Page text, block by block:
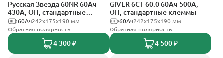
Русская Звезда 60NR 60Ач
430А, ОП, стандартные
клеммы242x175x190 мм
60Ач
Обратная полярность
4 300 ₽
GIVER 6СТ-60.0 60Ач 500А,
ОП, стандартные клеммы
242х175х190 мм
60Ач
Обратная полярность
4 500 ₽